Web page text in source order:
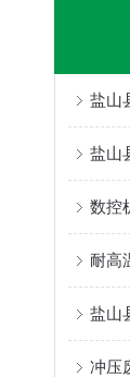
冲压